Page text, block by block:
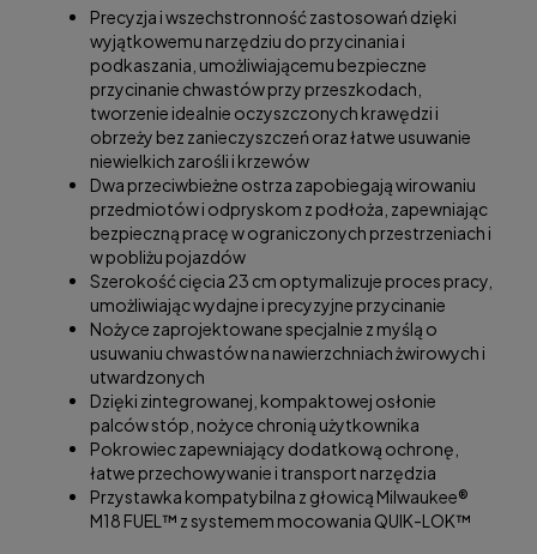
Precyzja i wszechstronność zastosowań dzięki
wyjątkowemu narzędziu do przycinania i
podkaszania, umożliwiającemu bezpieczne
przycinanie chwastów przy przeszkodach,
tworzenie idealnie oczyszczonych krawędzi i
obrzeży bez zanieczyszczeń oraz łatwe usuwanie
niewielkich zarośli i krzewów
Dwa przeciwbieżne ostrza zapobiegają wirowaniu
przedmiotów i odpryskom z podłoża, zapewniając
bezpieczną pracę w ograniczonych przestrzeniach i
w pobliżu pojazdów
Szerokość cięcia 23 cm optymalizuje proces pracy,
umożliwiając wydajne i precyzyjne przycinanie
Nożyce zaprojektowane specjalnie z myślą o
usuwaniu chwastów na nawierzchniach żwirowych i
utwardzonych
Dzięki zintegrowanej, kompaktowej osłonie
palców stóp, nożyce chronią użytkownika
Pokrowiec zapewniający dodatkową ochronę,
łatwe przechowywanie i transport narzędzia
Przystawka kompatybilna z głowicą Milwaukee®
M18 FUEL™ z systemem mocowania QUIK-LOK™